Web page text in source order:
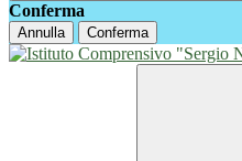
Conferma
Annulla Conferma